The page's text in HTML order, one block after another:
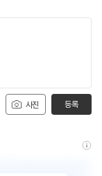
사진 등록